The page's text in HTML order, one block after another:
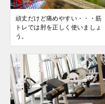
頑丈だけど痛めやすい・・・筋
トレでは肘を正しく使いましょ
う。